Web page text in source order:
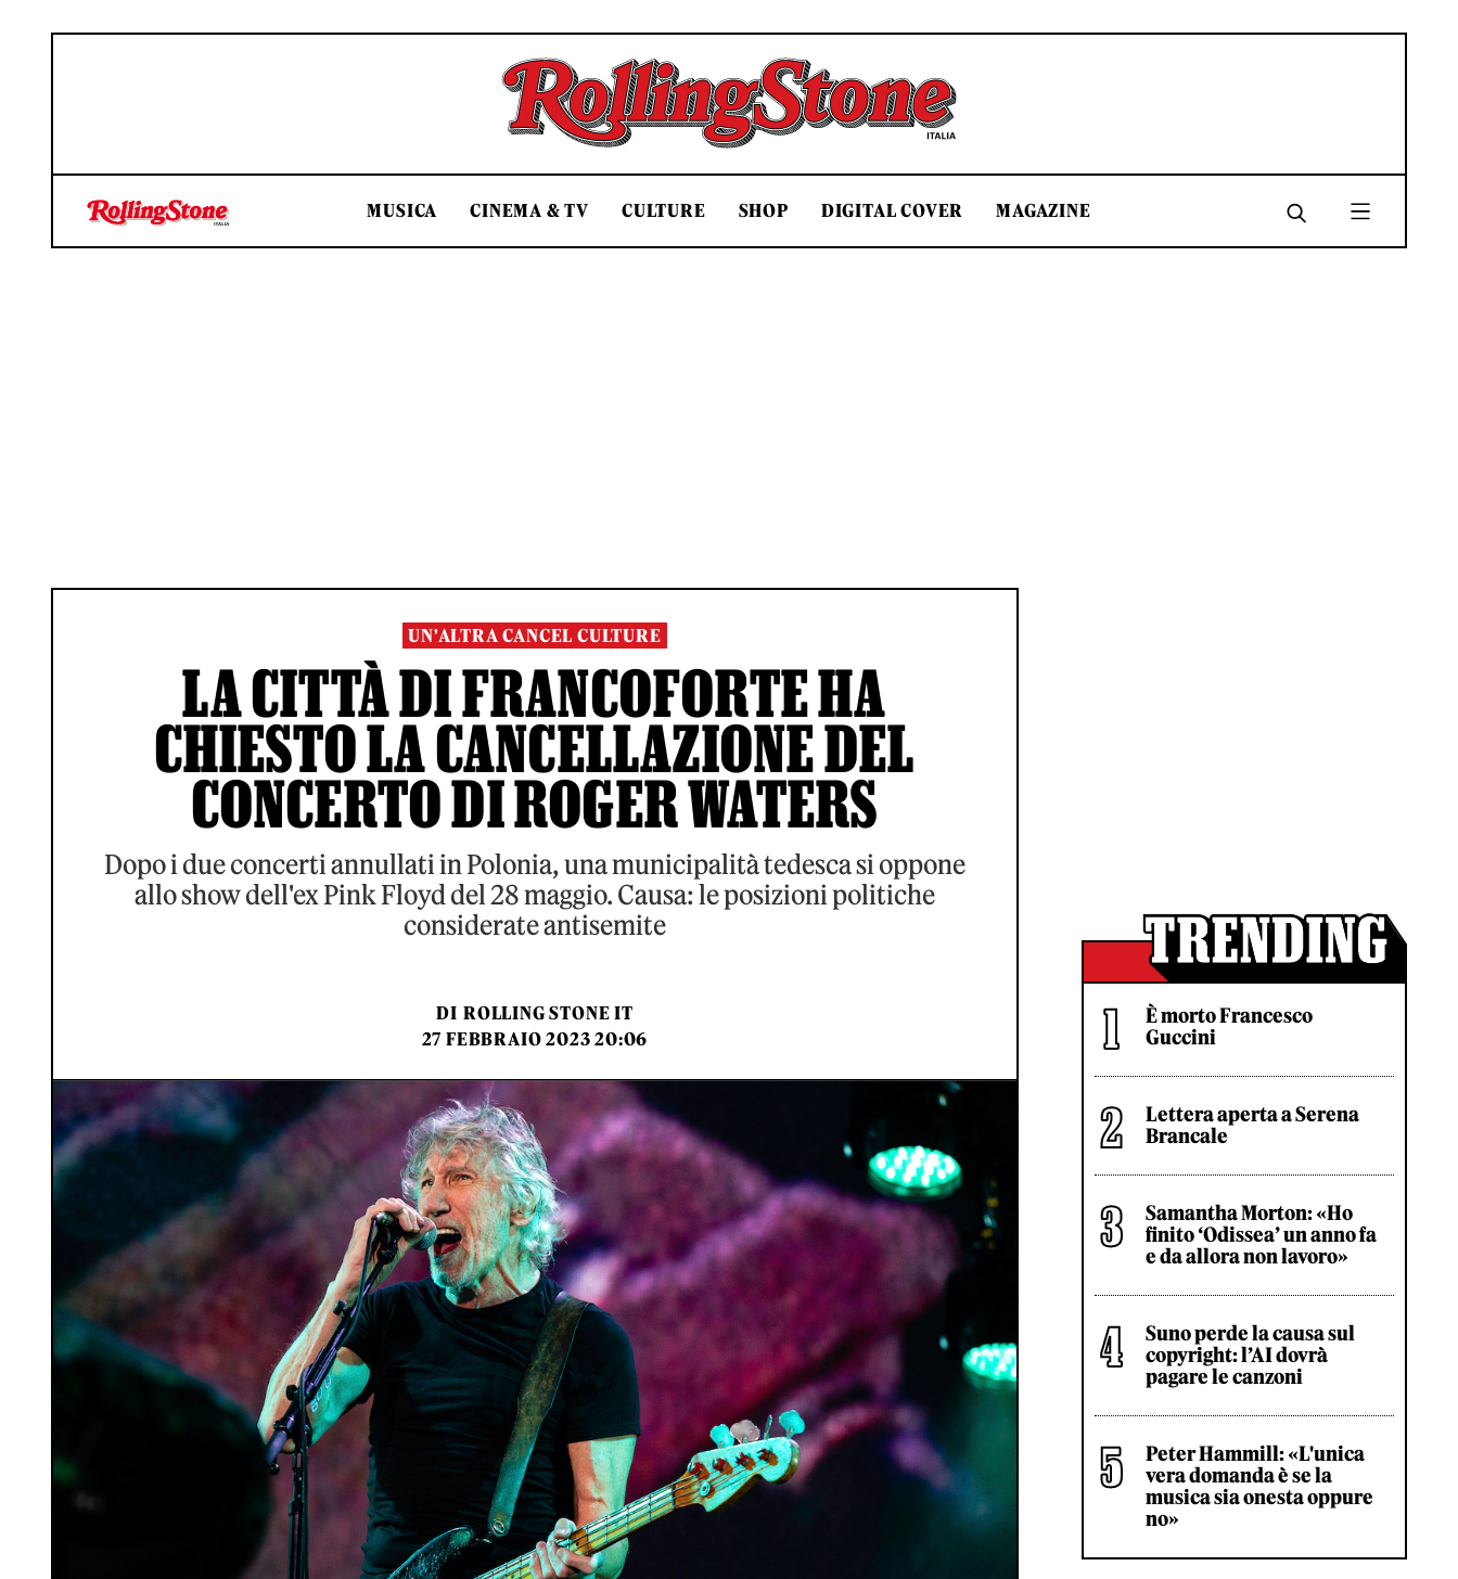
Rolling Stone Italia
MUSICA CINEMA & TV CULTURE SHOP DIGITAL COVER MAGAZINE
UN'ALTRA CANCEL CULTURE
LA CITTÀ DI FRANCOFORTE HA
CHIESTO LA CANCELLAZIONE DEL
CONCERTO DI ROGER WATERS
Dopo i due concerti annullati in Polonia, una municipalità tedesca si oppone
allo show dell'ex Pink Floyd del 28 maggio. Causa: le posizioni politiche
considerate antisemite
DI ROLLING STONE IT
27 FEBBRAIO 2023 20:06
È morto Francesco
Guccini
Lettera aperta a Serena
Brancale
Samantha Morton: «Ho
finito ‘Odissea’ un anno fa
e da allora non lavoro»
Suno perde la causa sul
copyright: l’AI dovrà
pagare le canzoni
Peter Hammill: «L'unica
vera domanda è se la
musica sia onesta oppure
no»